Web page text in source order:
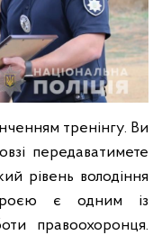
тренінгу. Ви
передаватимете
рівень володіння
є одним із
правоохоронця.